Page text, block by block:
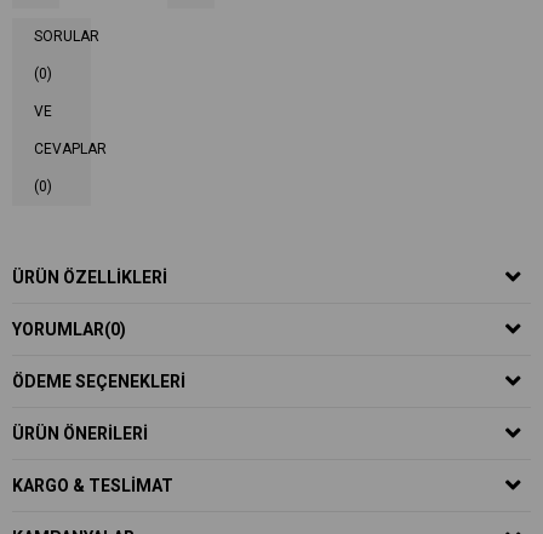
SORULAR
(0)
VE
CEVAPLAR
(0)
ÜRÜN ÖZELLIKLERI
YORUMLAR(0)
ÖDEME SEÇENEKLERI
ÜRÜN ÖNERILERI
KARGO & TESLIMAT